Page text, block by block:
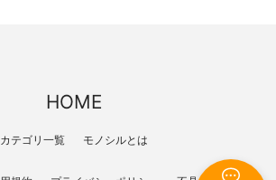
HOME
カテゴリ一覧 モノシルとは